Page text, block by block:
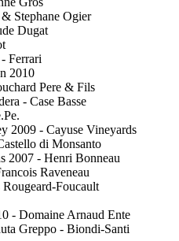
Stephane Ogier
Dugat
Ferrari
2010
Pere & Fils
- Case Basse
2009 - Cayuse Vineyards
di Monsanto
2007 - Henri Bonneau
Raveneau
Foucault
- Domaine Arnaud Ente
Greppo - Biondi-Santi